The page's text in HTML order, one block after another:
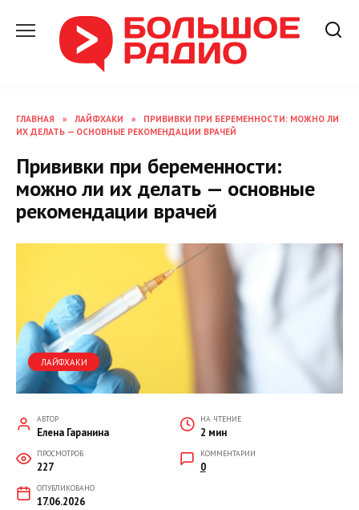
содержанию
ГЛАВНАЯ » ЛАЙФХАКИ »
ПРИВИВКИ ПРИ БЕРЕМЕННОСТИ: МОЖНО ЛИ
ИХ ДЕЛАТЬ — ОСНОВНЫЕ РЕКОМЕНДАЦИИ ВРАЧЕЙ
Прививки при беременности:
можно ли их делать — основные
рекомендации врачей
ЛАЙФХАКИ
АВТОР
Елена Гаранина
НА ЧТЕНИЕ
2 мин
ПРОСМОТРОВ
227
КОММЕНТАРИИ
0
ОПУБЛИКОВАНО
17.06.2026